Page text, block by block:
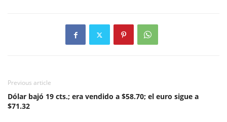
Previous article
Dólar bajó 19 cts.; era vendido a $58.70; el euro sigue a
$71.32